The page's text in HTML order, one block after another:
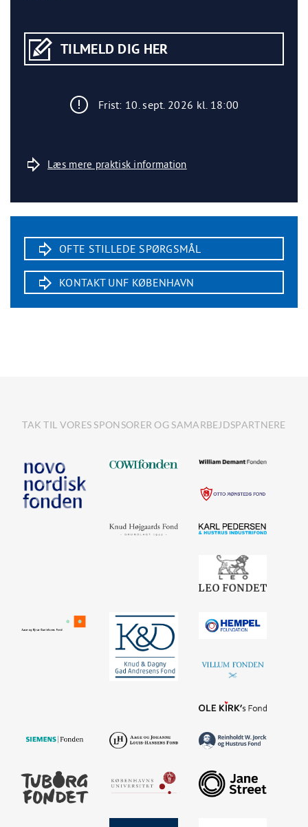
TILMELD DIG HER
Frist: 10. sept. 2026 kl. 18:00
Læs mere praktisk information
OFTE STILLEDE SPØRGSMÅL
KONTAKT UNF KØBENHAVN
TAK TIL VORES SPONSORER OG SAMARBEJDSPARTNERE